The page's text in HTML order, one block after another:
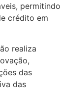
permitindo
crédito em
realiza
das
das